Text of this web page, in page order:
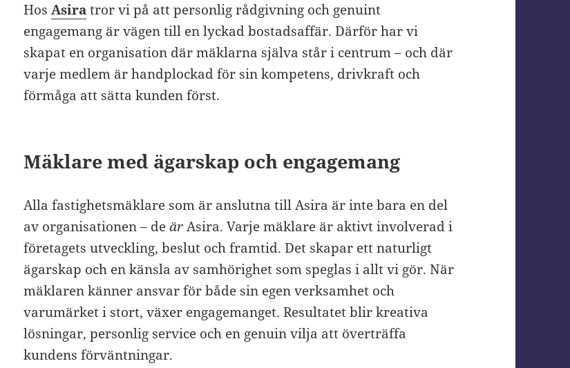
HosAsiratror vi på att personlig rådgivning och genuint
engagemang är vägen till en lyckad bostadsaffär. Därför har vi
skapat en organisation där mäklarna själva står i centrum – och där
varje medlem är handplockad för sin kompetens, drivkraft och
förmåga att sätta kunden först.
Mäklare med ägarskap och engagemang
Alla fastighetsmäklare som är anslutna till Asira är inte bara en del
av organisationen – deärAsira. Varje mäklare är aktivt involverad i
företagets utveckling, beslut och framtid. Det skapar ett naturligt
ägarskap och en känsla av samhörighet som speglas i allt vi gör. När
mäklaren känner ansvar för både sin egen verksamhet och
varumärket i stort, växer engagemanget. Resultatet blir kreativa
lösningar, personlig service och en genuin vilja att överträffa
kundens förväntningar.